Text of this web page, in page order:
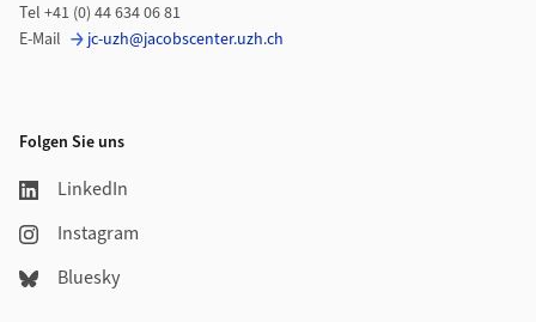
Tel +41 (0) 44 634 06 81
E-Mail
jc-uzh@jacobscenter.uzh.ch
Folgen Sie uns
LinkedIn
Instagram
Bluesky